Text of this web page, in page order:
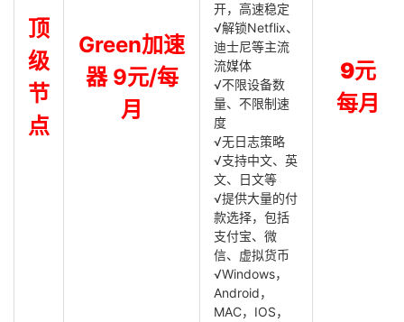
顶
级
节
点
Green加速
器 9元/每
月
开，高速稳定
√解锁Netflix、
迪士尼等主流
流媒体
√不限设备数
量、不限制速
度
√无日志策略
√支持中文、英
文、日文等
√提供大量的付
款选择，包括
支付宝、微
信、虚拟货币
√Windows，
Android，
MAC，IOS，
9元
每月